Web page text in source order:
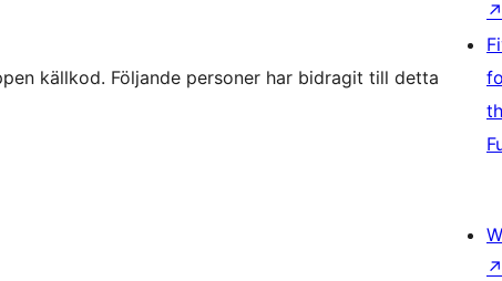
källkod. Följande personer har bidragit till detta
↗
↗